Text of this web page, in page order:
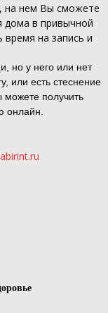
, на нем Вы сможете
дома в привычной
на запись и
но у него или нет
или есть стеснение
можете получить
онлайн.